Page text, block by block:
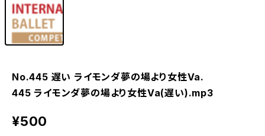
No.445 遅い ライモンダ夢の場より女性Va.
445 ライモンダ夢の場より女性Va(遅い).mp3
¥500